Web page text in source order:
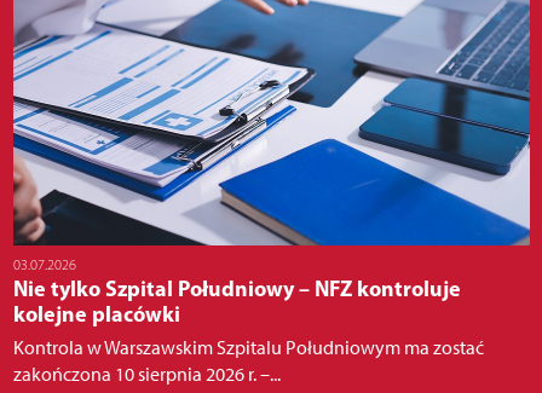
03.07.2026
Nie tylko Szpital Południowy – NFZ kontroluje
kolejne placówki
Kontrola w Warszawskim Szpitalu Południowym ma zostać
zakończona 10 sierpnia 2026 r. –...